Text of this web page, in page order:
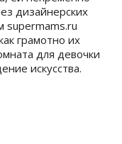
дизайнерских
supermams.ru
грамотно их
для девочки
искусства.